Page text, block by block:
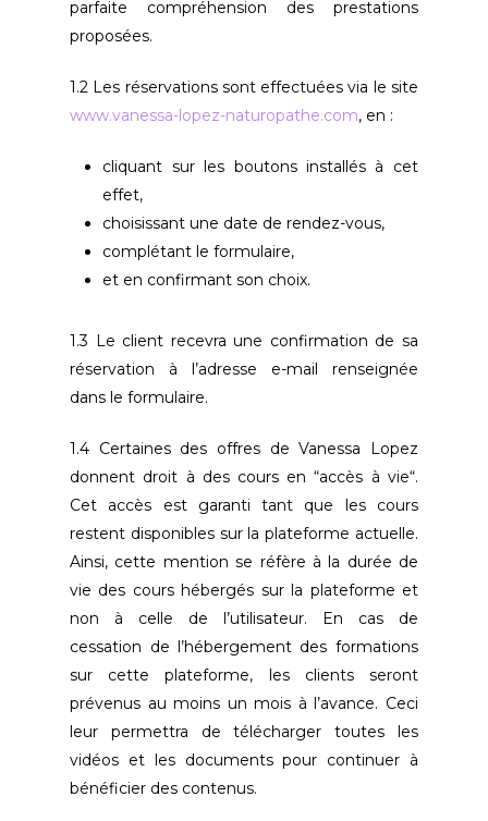
parfaite compréhension des prestations
proposées.
1.2 Les réservations sont effectuées via le site
www.vanessa-lopez-naturopathe.com, en :
cliquant sur les boutons installés à cet
effet,
choisissant une date de rendez-vous,
complétant le formulaire,
et en confirmant son choix.
1.3 Le client recevra une confirmation de sa
réservation à l’adresse e-mail renseignée
dans le formulaire.
1.4 Certaines des offres de Vanessa Lopez
donnent droit à des cours en “accès à vie“.
Cet accès est garanti tant que les cours
restent disponibles sur la plateforme actuelle.
Ainsi, cette mention se réfère à la durée de
vie des cours hébergés sur la plateforme et
non à celle de l’utilisateur. En cas de
cessation de l’hébergement des formations
sur cette plateforme, les clients seront
prévenus au moins un mois à l’avance. Ceci
leur permettra de télécharger toutes les
vidéos et les documents pour continuer à
bénéficier des contenus.